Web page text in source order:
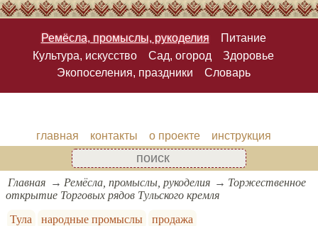
Ремёсла, промыслы, рукоделия
Питание
Культура, искусство
Сад, огород
Здоровье
Экопоселения, праздники
Словарь
главная контакты о проекте инструкция
Главная Ремёсла, промыслы, рукоделия
Торжественное
открытие Торговых рядов Тульского кремля
Тула
народные промыслы продажа